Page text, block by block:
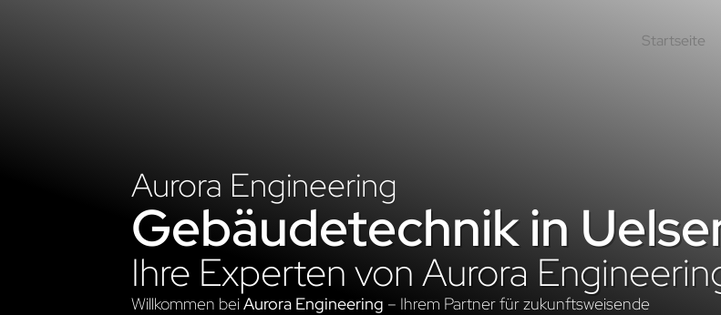
Startseite
Aurora Engineering
Gebäudetechnik in
Ihre Experten von Aurora
Willkommen beiAurora Engineering – Ihrem Partner für zukunftsweisende